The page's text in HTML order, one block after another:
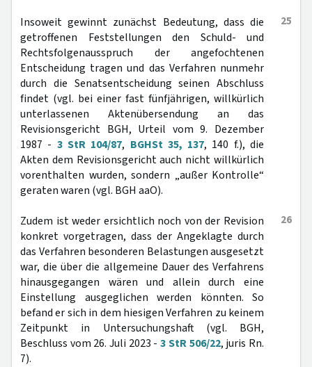
25
Insoweit gewinnt zunächst Bedeutung, dass die
getroffenen Feststellungen den Schuld- und
Rechtsfolgenausspruch der angefochtenen
Entscheidung tragen und das Verfahren nunmehr
durch die Senatsentscheidung seinen Abschluss
findet (vgl. bei einer fast fünfjährigen, willkürlich
unterlassenen Aktenübersendung an das
Revisionsgericht BGH, Urteil vom 9. Dezember
1987 - 3 StR 104/87, BGHSt 35, 137, 140 f.), die
Akten dem Revisionsgericht auch nicht willkürlich
vorenthalten wurden, sondern „außer Kontrolle“
geraten waren (vgl. BGH aaO).
26
Zudem ist weder ersichtlich noch von der Revision
konkret vorgetragen, dass der Angeklagte durch
das Verfahren besonderen Belastungen ausgesetzt
war, die über die allgemeine Dauer des Verfahrens
hinausgegangen wären und allein durch eine
Einstellung ausgeglichen werden könnten. So
befand er sich in dem hiesigen Verfahren zu keinem
Zeitpunkt in Untersuchungshaft (vgl. BGH,
Beschluss vom 26. Juli 2023 -3 StR 506/22, juris Rn.
7).